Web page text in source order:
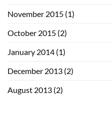
November 2015 (1)
October 2015 (2)
January 2014 (1)
December 2013 (2)
August 2013 (2)